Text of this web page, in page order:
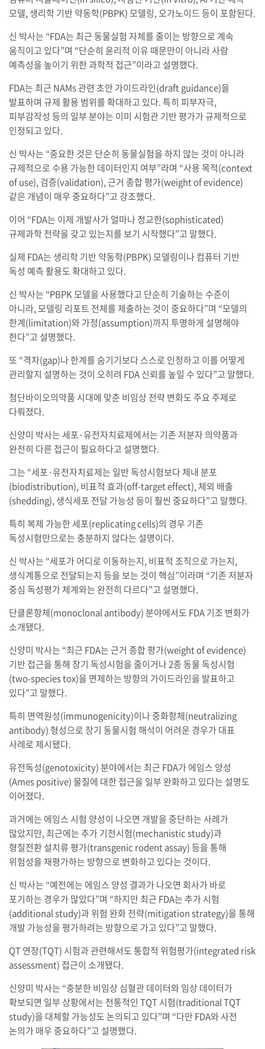
모델, 생리학 기반 약동학(PBPK) 모델링, 오가노이드 등이 포함된다.
신 박사는 “FDA는 최근 동물실험 자체를 줄이는 방향으로 계속
움직이고 있다”며 “단순히 윤리적 이유 때문만이 아니라 사람
예측성을 높이기 위한 과학적 접근”이라고 설명했다.
FDA는 최근 NAMs 관련 초안 가이드라인(draft guidance)을
발표하며 규제 활용 범위를 확대하고 있다. 특히 피부자극,
피부감작성 등의 일부 분야는 이미 시험관 기반 평가가 규제적으로
인정되고 있다.
신 박사는 “중요한 것은 단순히 동물실험을 하지 않는 것이 아니라
규제적으로 수용 가능한 데이터인지 여부”라며 “사용 목적(context
of use), 검증(validation), 근거 종합 평가(weight of evidence)
같은 개념이 매우 중요하다”고 강조했다.
이어 “FDA는 이제 개발사가 얼마나 정교한(sophisticated)
규제과학 전략을 갖고 있는지를 보기 시작했다”고 말했다.
실제 FDA는 생리학 기반 약동학(PBPK) 모델링이나 컴퓨터 기반
독성 예측 활용도 확대하고 있다.
신 박사는 “PBPK 모델을 사용했다고 단순히 기술하는 수준이
아니라, 모델링 리포트 전체를 제출하는 것이 중요하다”며 “모델의
한계(limitation)와 가정(assumption)까지 투명하게 설명해야
한다”고 설명했다.
또 “격차(gap)나 한계를 숨기기보다 스스로 인정하고 이를 어떻게
관리할지 설명하는 것이 오히려 FDA 신뢰를 높일 수 있다”고 말했다.
첨단바이오의약품 시대에 맞춘 비임상 전략 변화도 주요 주제로
다뤄졌다.
신양미 박사는 세포·유전자치료제에서는 기존 저분자 의약품과
완전히 다른 접근이 필요하다고 설명했다.
그는 “세포·유전자치료제는 일반 독성시험보다 체내 분포
(biodistribution), 비표적 효과(off-target effect), 체외 배출
(shedding), 생식세포 전달 가능성 등이 훨씬 중요하다”고 말했다.
특히 복제 가능한 세포(replicating cells)의 경우 기존
독성시험만으로는 충분하지 않다는 설명이다.
신 박사는 “세포가 어디로 이동하는지, 비표적 조직으로 가는지,
생식계통으로 전달되는지 등을 보는 것이 핵심”이라며 “기존 저분자
중심 독성평가 체계와는 완전히 다르다”고 설명했다.
단클론항체(monoclonal antibody) 분야에서도 FDA 기조 변화가
소개됐다.
신양미 박사는 “최근 FDA는 근거 종합 평가(weight of evidence)
기반 접근을 통해 장기 독성시험을 줄이거나 2종 동물 독성시험
(two-species tox)을 면제하는 방향의 가이드라인을 발표하고
있다”고 말했다.
특히 면역원성(immunogenicity)이나 중화항체(neutralizing
antibody) 형성으로 장기 동물시험 해석이 어려운 경우가 대표
사례로 제시됐다.
유전독성(genotoxicity) 분야에서는 최근 FDA가 에임스 양성
(Ames positive) 물질에 대한 접근을 일부 완화하고 있다는 설명도
이어졌다.
과거에는 에임스 시험 양성이 나오면 개발을 중단하는 사례가
많았지만, 최근에는 추가 기전시험(mechanistic study)과
형질전환 설치류 평가(transgenic rodent assay) 등을 통해
위험성을 재평가하는 방향으로 변화하고 있다는 것이다.
신 박사는 “예전에는 에임스 양성 결과가 나오면 회사가 바로
포기하는 경우가 많았다”며 “하지만 최근 FDA는 추가 시험
(additional study)과 위험 완화 전략(mitigation strategy)을 통해
개발 가능성을 평가하려는 방향으로 가고 있다”고 말했다.
QT 연장(TQT) 시험과 관련해서도 통합적 위험평가(integrated risk
assessment) 접근이 소개됐다.
신양미 박사는 “충분한 비임상 심혈관 데이터와 임상 데이터가
확보되면 일부 상황에서는 전통적인 TQT 시험(traditional TQT
study)을 대체할 가능성도 논의되고 있다”며 “다만 FDA와 사전
논의가 매우 중요하다”고 설명했다.